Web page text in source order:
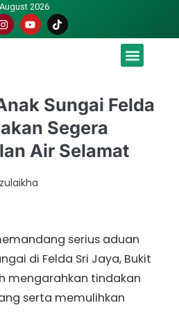
2026
Sungai Felda
Segera
Air Selamat
serius aduan
di Felda Sri Jaya, Bukit
mengarahkan tindakan
serta memulihkan